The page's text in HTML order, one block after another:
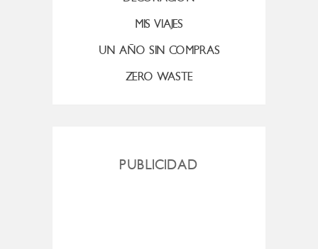
MIS VIAJES
UN AÑO SIN COMPRAS
ZERO WASTE
PUBLICIDAD